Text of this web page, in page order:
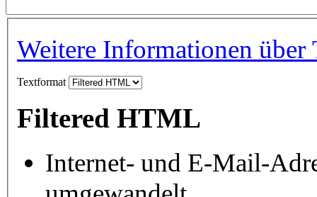
Weitere Informationen über
Textformat
Filtered HTML
Internet- und E-Mail-